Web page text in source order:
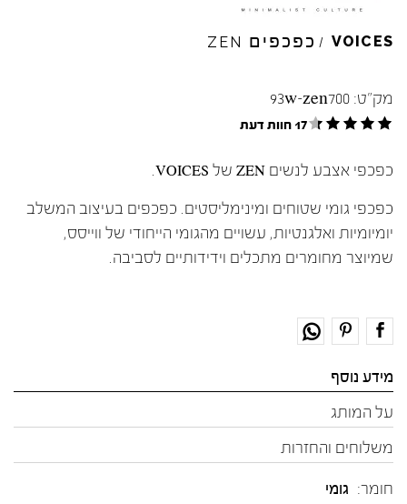
VOICES
/ כפכפים ZEN
מק"ט: 93w-zen700
17 חוות דעת
כפכפי אצבע לנשים ZEN של VOICES.
כפכפי גומי שטוחים ומינימליסטים. כפכפים בעיצוב המשלב
יומיומיות ואלגנטיות, עשויים מהגומי הייחודי של ווייסס,
שמיוצר מחומרים מתכלים וידידותיים לסביבה.
מידע נוסף
על המותג
משלוחים והחזרות
חומר: גומי